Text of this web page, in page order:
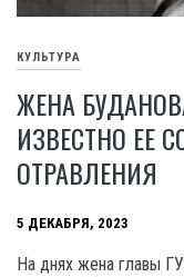
КУЛЬТУРА
ЖЕНА
ИЗВЕСТНО ЕЕ
ОТРАВЛЕНИЯ
5 ДЕКАБРЯ, 2023
На днях жена главы